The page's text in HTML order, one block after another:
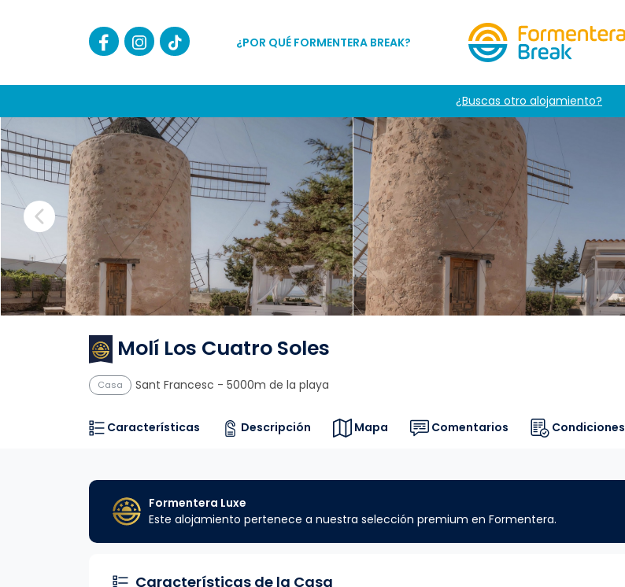
¿POR QUÉ FORMENTERA BREAK?
¿Buscas otro alojamiento?
Molí Los Cuatro Soles
Casa Sant Francesc - 5000m de la playa
Características Descripción Mapa Comentarios Condiciones
Formentera Luxe
Este alojamiento pertenece a nuestra selección premium en Formentera.
Características de la Casa